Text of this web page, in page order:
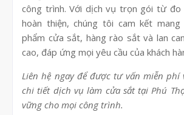
công trình. Với dịch vụ trọn gói từ đo
hoàn thiện, chúng tôi cam kết
phẩm cửa sắt, hàng rào sắt và lan
cao, đáp ứng mọi yêu cầu của khách
Liên hệ ngay để được tư vấn miễn phí
chi tiết dịch vụ làm cửa sắt tại Phú
vững cho mọi công trình.